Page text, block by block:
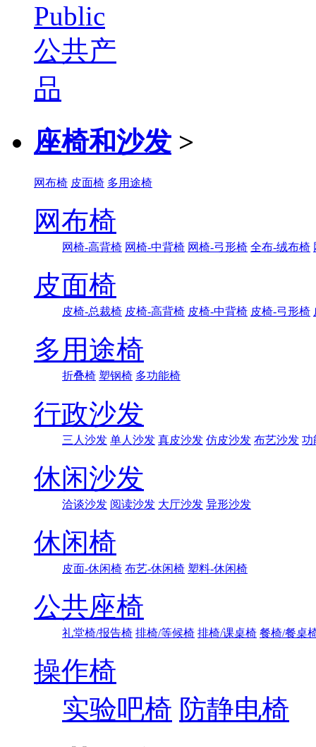
座椅和沙发 >
网布椅 皮面椅 多用途椅
网布椅
网椅-高背椅 网椅-中背椅 网椅-弓形椅 全布-绒布椅
皮面椅
皮椅-总裁椅 皮椅-高背椅 皮椅-中背椅 皮椅-弓形椅
多用途椅
折叠椅 塑钢椅 多功能椅
行政沙发
三人沙发 单人沙发 真皮沙发 仿皮沙发 布艺沙发 功
休闲沙发
洽谈沙发 阅读沙发 大厅沙发 异形沙发
休闲椅
皮面-休闲椅 布艺-休闲椅 塑料-休闲椅
公共座椅
礼堂椅/报告椅 排椅/等候椅 排椅/课桌椅 餐椅/餐桌
操作椅
实验吧椅 防静电椅